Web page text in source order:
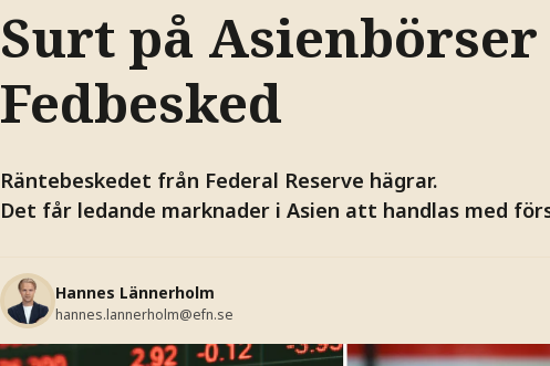
Surt på
Fedbesked
Räntebeskedet från Federal Reserve hägrar.
Det får ledande marknader i Asien att handlas med
Hannes Lännerholm
hannes.lannerholm@efn.se